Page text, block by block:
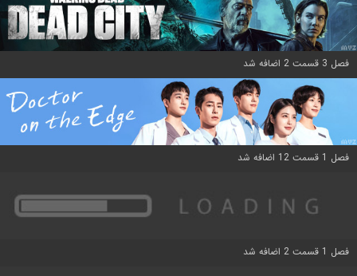
فصل 3 قسمت 2 اضافه شد
فصل 1 قسمت 12 اضافه شد
فصل 1 قسمت 2 اضافه شد